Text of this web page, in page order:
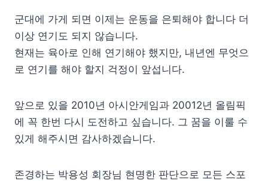
군대에 가게 되면 이제는 운동을 은퇴해야 합니다 더
이상 연기도 되지 않습니다.
현재는 육아로 인해 연기해야 했지만, 내년엔 무엇으
로 연기를 해야 할지 걱정이 앞섭니다.
앞으로 있을 2010년 아시안게임과 20012년 올림픽
에 꼭 한번 다시 도전하고 싶습니다. 그 꿈을 이룰 수
있게 해주시면 감사하겠습니다.
존경하는 박용성 회장님 현명한 판단으로 모든 스포